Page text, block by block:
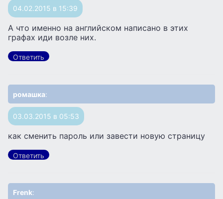
04.02.2015 в 15:39
А что именно на английском написано в этих
графах иди возле них.
Ответить
ромашка:
03.03.2015 в 05:53
как сменить пароль или завести новую страницу
Ответить
Frenk: